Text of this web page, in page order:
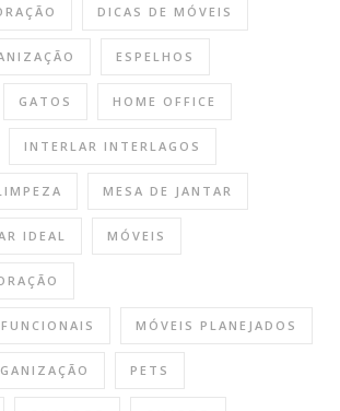
DICAS DE MÓVEIS
ESPELHOS
GATOS HOME OFFICE
INTERLAR INTERLAGOS
MESA DE JANTAR
IDEAL MÓVEIS
MÓVEIS PLANEJADOS
PETS